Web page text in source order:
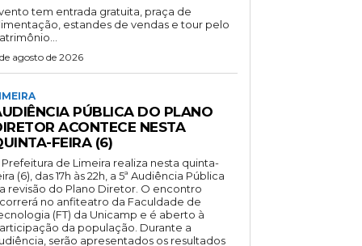
tem entrada gratuita, praça de
estandes de vendas e tour pelo
agosto de 2026
PÚBLICA DO PLANO
ACONTECE NESTA
FEIRA (6)
Prefeitura de Limeira realiza nesta quinta-
(6), das 17h às 22h, a 5ª Audiência Pública
revisão do Plano Diretor. O encontro
no anfiteatro da Faculdade de
(FT) da Unicamp e é aberto à
da população. Durante a
serão apresentados os resultados